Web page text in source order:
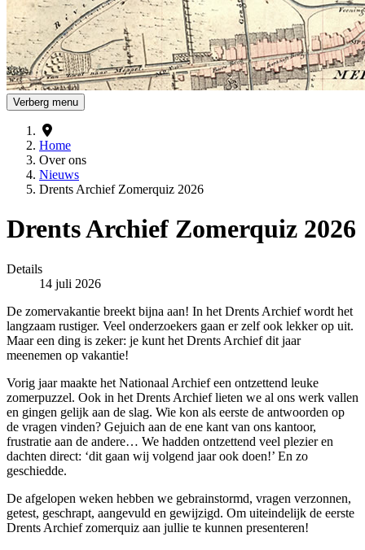
Verberg menu
Home
Over ons
Nieuws
Drents Archief Zomerquiz 2026
Drents Archief Zomerquiz 2026
Details
Gepubliceerd op
14 juli 2026
De zomervakantie breekt bijna aan! In het Drents Archief wordt het
langzaam rustiger. Veel onderzoekers gaan er zelf ook lekker op uit.
Maar een ding is zeker: je kunt het Drents Archief dit jaar
meenemen op vakantie!
Vorig jaar maakte het Nationaal Archief een ontzettend leuke
zomerpuzzel. Ook in het Drents Archief lieten we al ons werk vallen
en gingen gelijk aan de slag. Wie kon als eerste de antwoorden op
de vragen vinden? Gejuich aan de ene kant van ons kantoor,
frustratie aan de andere… We hadden ontzettend veel plezier en
dachten direct: ‘dit gaan wij volgend jaar ook doen!’ En zo
geschiedde.
De afgelopen weken hebben we gebrainstormd, vragen verzonnen,
getest, geschrapt, aangevuld en gewijzigd. Om uiteindelijk de eerste
Drents Archief zomerquiz aan jullie te kunnen presenteren!